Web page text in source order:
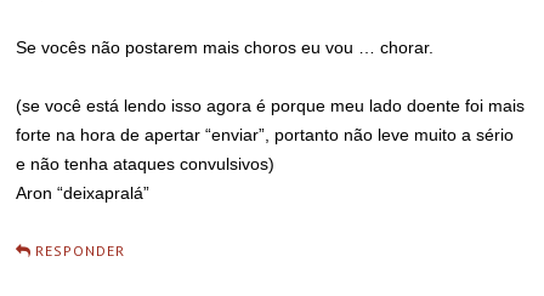
Se vocês não postarem mais choros eu vou … chorar.
(se você está lendo isso agora é porque meu lado doente foi mais
forte na hora de apertar “enviar”, portanto não leve muito a sério
e não tenha ataques convulsivos)
Aron “deixapralá”
RESPONDER